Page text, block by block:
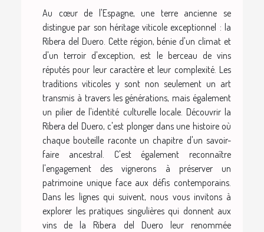
Au cœur de l'Espagne, une terre ancienne se
distingue par son héritage viticole exceptionnel : la
Ribera del Duero. Cette région, bénie d'un climat et
d'un terroir d'exception, est le berceau de vins
réputés pour leur caractère et leur complexité. Les
traditions viticoles y sont non seulement un art
transmis à travers les générations, mais également
un pilier de l'identité culturelle locale. Découvrir la
Ribera del Duero, c'est plonger dans une histoire où
chaque bouteille raconte un chapitre d'un savoir-
faire ancestral. C'est également reconnaître
l'engagement des vignerons à préserver un
patrimoine unique face aux défis contemporains.
Dans les lignes qui suivent, nous vous invitons à
explorer les pratiques singulières qui donnent aux
vins de la Ribera del Duero leur renommée